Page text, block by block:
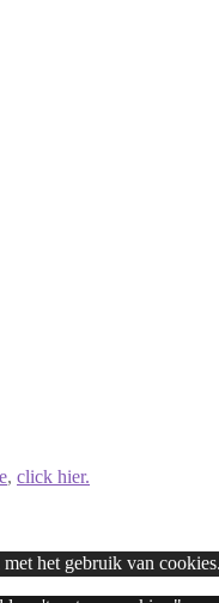
, click hier.
het gebruik van cookies.